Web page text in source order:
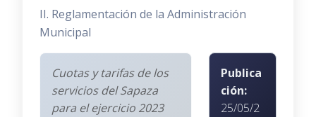
II. Reglamentación de la Administración
Municipal
Cuotas y tarifas de los
servicios del Sapaza
para el ejercicio 2023
Publica
ción:
25/05/2